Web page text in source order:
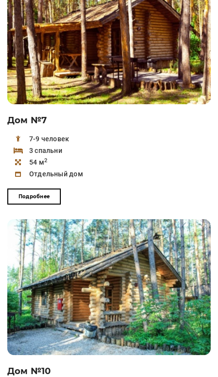
Дом №7
7-9 человек
3 спальни
54 м2
Отдельный дом
Подробнее
Дом №10